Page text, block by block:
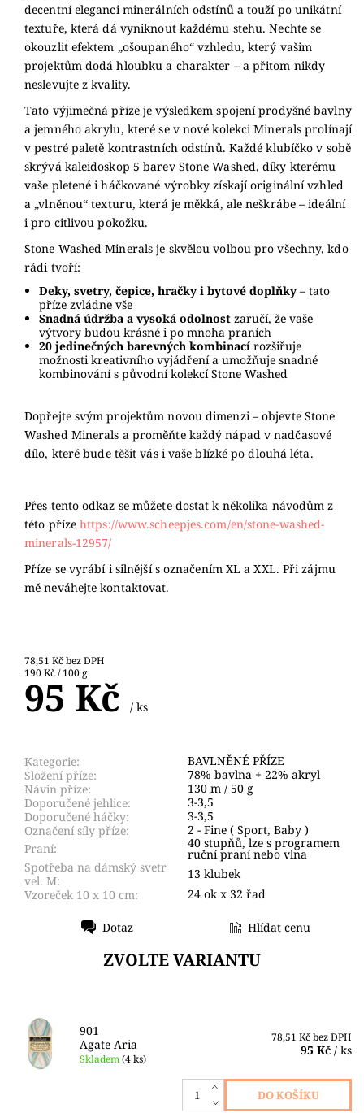
decentní eleganci minerálních odstínů a touží po unikátní
textuře, která dá vyniknout každému stehu. Nechte se
okouzlit efektem „ošoupaného“ vzhledu, který vašim
projektům dodá hloubku a charakter – a přitom nikdy
neslevujte z kvality.
Tato výjimečná příze je výsledkem spojení prodyšné bavlny
a jemného akrylu, které se v nové kolekci Minerals prolínají
v pestré paletě kontrastních odstínů. Každé klubíčko v sobě
skrývá kaleidoskop 5 barev Stone Washed, díky kterému
vaše pletené i háčkované výrobky získají originální vzhled
a „vlněnou“ texturu, která je měkká, ale neškrábe – ideální
i pro citlivou pokožku.
Stone Washed Minerals je skvělou volbou pro všechny, kdo
rádi tvoří:
Deky, svetry, čepice, hračky i bytové doplňky – tato
příze zvládne vše
Snadná údržba a vysoká odolnost zaručí, že vaše
výtvory budou krásné i po mnoha praních
20 jedinečných barevných kombinací rozšiřuje
možnosti kreativního vyjádření a umožňuje snadné
kombinování s původní kolekcí Stone Washed
Dopřejte svým projektům novou dimenzi – objevte Stone
Washed Minerals a proměňte každý nápad v nadčasové
dílo, které bude těšit vás i vaše blízké po dlouhá léta.
Přes tento odkaz se můžete dostat k několika návodům z
této přízehttps://www.scheepjes.com/en/stone-washed-
minerals-12957/
Příze se vyrábí i silnější s označením XL a XXL. Při zájmu
mě neváhejte kontaktovat.
78,51 Kč bez DPH
190 Kč / 100 g
95 Kč / ks
Kategorie:
BAVLNĚNÉ PŘÍZE
Složení příze:
78% bavlna + 22% akryl
Návin příze:
130 m / 50 g
Doporučené jehlice:
3-3,5
Doporučené háčky:
3-3,5
Označení síly příze:
2 - Fine ( Sport, Baby )
Praní:
40 stupňů, lze s programem
ruční praní nebo vlna
Spotřeba na dámský svetr
vel. M:
13 klubek
Vzoreček 10 x 10 cm:
24 ok x 32 řad
Dotaz Hlídat cenu
ZVOLTE VARIANTU
901
Agate Aria
Skladem(4 ks)
78,51 Kč bez DPH
95 Kč / ks